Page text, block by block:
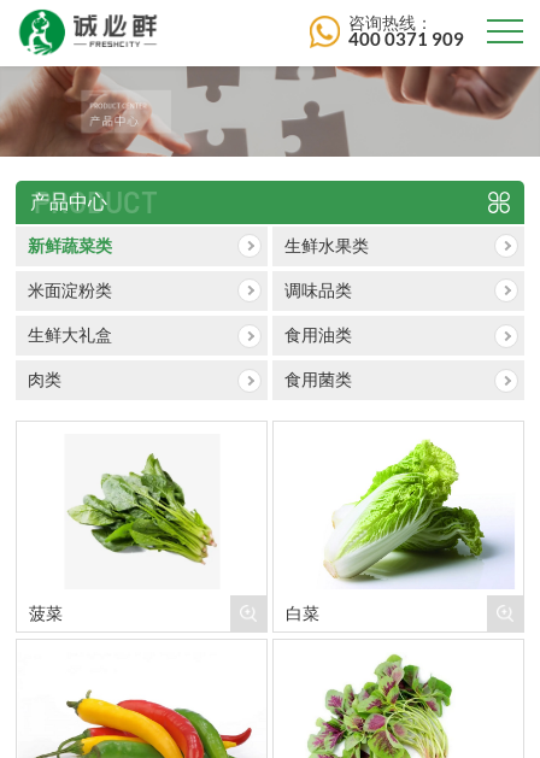
咨询热线：
400 0371 909
PRODUCT
产品中心
新鲜蔬菜类 生鲜水果类
米面淀粉类 调味品类
生鲜大礼盒 食用油类
肉类 食用菌类
菠菜 白菜